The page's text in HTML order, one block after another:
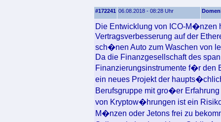
#172241 06.08.2018 - 08:28 Uhr
Die Entwicklung von ICO-M�nzen
Vertragsverbesserung auf der
sch�nen Auto zum Waschen von
Da die Finanzgesellschaft des
Finanzierungsinstrumente f�r den
ein neues Projekt der
Berufsgruppe mit gro�er
von Kryptow�hrungen ist ein
M�nzen oder Jetons frei zu